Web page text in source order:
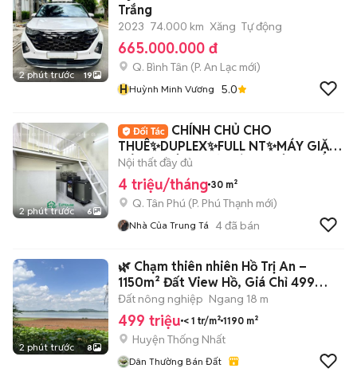
2 phút trước 19
Trắng
2023 74.000 km Xăng Tự động
665.000.000 đ
Q. Bình Tân (P. An Lạc mới)
HHuỳnh Minh Vương 5.0
2 phút trước 6
CHÍNH CHỦ CHO
THUÊ✨️DUPLEX✨️FULL NT✨️MÁY GIẶT
RIÊNG✨️TÂN THỚI HÒA ✨️TÂN PHÚ
Nội thất đầy đủ
4 triệu/tháng 30 m²
Q. Tân Phú (P. Phú Thạnh mới)
Nhà Của Trung Tá 4đã bán
2 phút trước 8
🌿 Chạm thiên nhiên Hồ Trị An –
1150m² Đất View Hồ, Giá Chỉ 499
Triệu
Đất nông nghiệp Ngang 18 m
499 triệu < 1 tr/m² 1190 m²
Huyện Thống Nhất
Dân Thường Bán Đất